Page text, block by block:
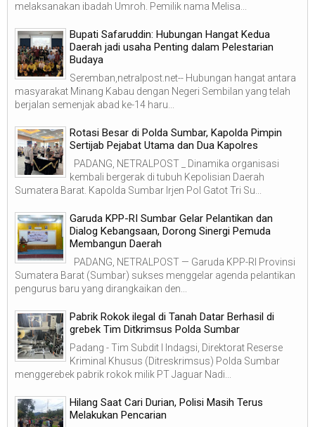
melaksanakan ibadah Umroh. Pemilik nama Melisa...
Bupati Safaruddin: Hubungan Hangat Kedua
Daerah jadi usaha Penting dalam Pelestarian
Budaya
Seremban,netralpost.net-- Hubungan hangat antara
masyarakat Minang Kabau dengan Negeri Sembilan yang telah
berjalan semenjak abad ke-14 haru...
Rotasi Besar di Polda Sumbar, Kapolda Pimpin
Sertijab Pejabat Utama dan Dua Kapolres
PADANG, NETRALPOST _ Dinamika organisasi
kembali bergerak di tubuh Kepolisian Daerah
Sumatera Barat. Kapolda Sumbar Irjen Pol Gatot Tri Su...
Garuda KPP-RI Sumbar Gelar Pelantikan dan
Dialog Kebangsaan, Dorong Sinergi Pemuda
Membangun Daerah
PADANG, NETRALPOST — Garuda KPP-RI Provinsi
Sumatera Barat (Sumbar) sukses menggelar agenda pelantikan
pengurus baru yang dirangkaikan den...
Pabrik Rokok ilegal di Tanah Datar Berhasil di
grebek Tim Ditkrimsus Polda Sumbar
Padang - Tim Subdit I Indagsi, Direktorat Reserse
Kriminal Khusus (Ditreskrimsus) Polda Sumbar
menggerebek pabrik rokok milik PT Jaguar Nadi...
Hilang Saat Cari Durian, Polisi Masih Terus
Melakukan Pencarian